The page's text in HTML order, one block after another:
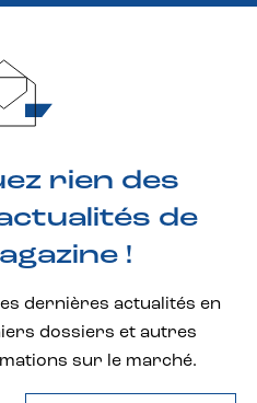
rien des
de
!
dernières actualités en
dossiers et autres
sur le marché.